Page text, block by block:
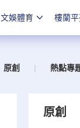
文娛體育 樓蘭
原創 | 熱點專
原創